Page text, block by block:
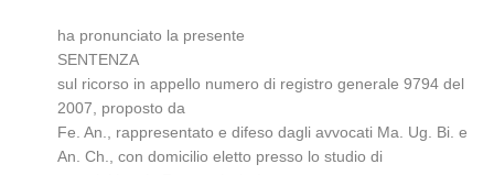
ha pronunciato la presente
SENTENZA
sul ricorso in appello numero di registro generale 9794 del
2007, proposto da
Fe. An., rappresentato e difeso dagli avvocati Ma. Ug. Bi. e
An. Ch., con domicilio eletto presso lo studio di